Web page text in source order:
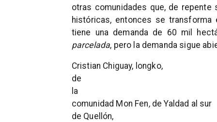
otras comunidades que, de
históricas, entonces se transforma
tiene una demanda de 60 mil
parcelada, pero la demanda sigue
Cristian Chiguay, longko,
de
la
comunidad Mon Fen,de Yaldad al sur
de Quellón,